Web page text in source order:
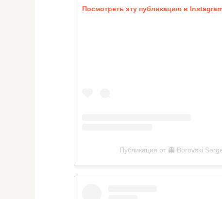
Посмотреть эту публикацию в
Публикация от 👻 Borovski